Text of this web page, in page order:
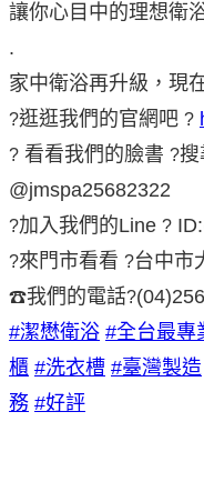
讓你心目中的理想衛
.
家中衛浴再升級，
?逛逛我們的官網吧 ?
? 看看我們的臉書 ?搜
@jmspa25682322
?加入我們的Line ?
?來門市看看 ?台中市
☎我們的電話?
#潔懋衛浴 #全台最專
櫃 #洗衣槽 #臺灣製造
務 #好評